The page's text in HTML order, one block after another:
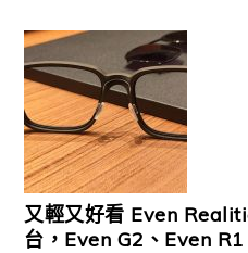
又輕又好看 Even
台，Even G2、Even